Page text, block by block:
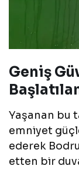
Geniş
Yaşanan bu
emniyet
ederek
etten bir